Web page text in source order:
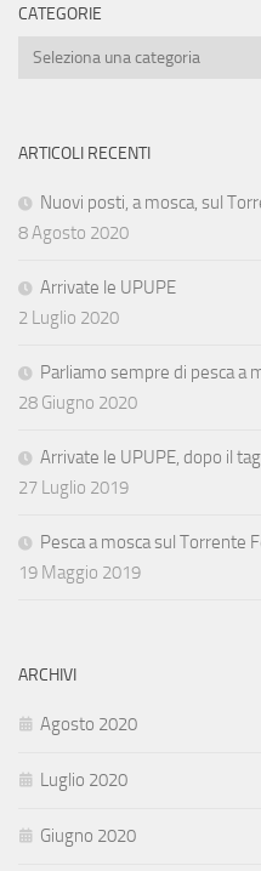
CATEGORIE
Categorie
ARTICOLI RECENTI
Nuovi posti, a mosca, sul
8 Agosto 2020
Arrivate le UPUPE
2 Luglio 2020
Parliamo sempre di pesca a
28 Giugno 2020
Arrivate le UPUPE, dopo il
27 Luglio 2019
Pesca a mosca sul Torrente
19 Maggio 2019
ARCHIVI
Agosto 2020
Luglio 2020
Giugno 2020